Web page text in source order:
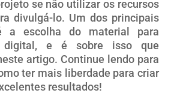
se não utilizar os recursos
divulgá-lo. Um dos principais
a escolha do material para
digital, e é sobre isso que
artigo. Continue lendo para
ter mais liberdade para criar
resultados!